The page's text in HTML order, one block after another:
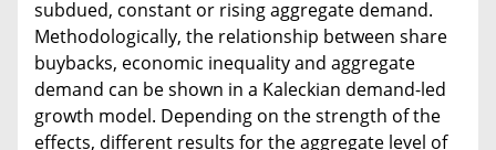
subdued, constant or rising aggregate demand.
Methodologically, the relationship between share
buybacks, economic inequality and aggregate
demand can be shown in a Kaleckian demand-led
growth model. Depending on the strength of the
effects, different results for the aggregate level of